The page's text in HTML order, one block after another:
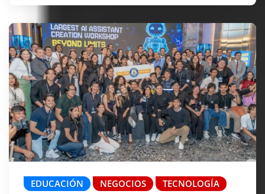
EDUCACIÓN NEGOCIOS TECNOLOGÍA